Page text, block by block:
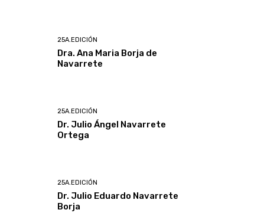
25A.EDICIÓN
Dra. Ana Maria Borja de
Navarrete
25A.EDICIÓN
Dr. Julio Ángel Navarrete
Ortega
25A.EDICIÓN
Dr. Julio Eduardo Navarrete
Borja